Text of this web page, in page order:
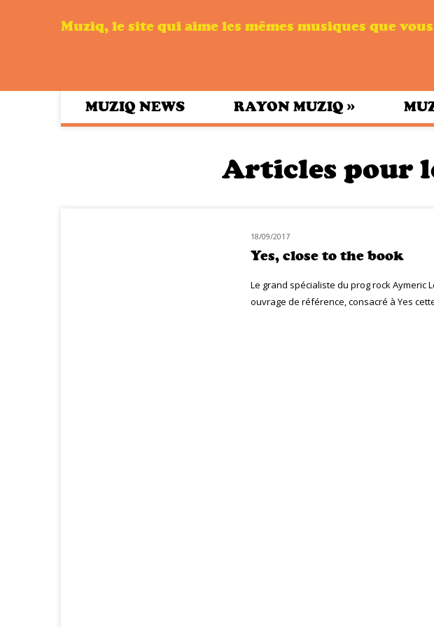
Muziq, le site qui aime les mêmes musiques que vous
MUZIQ NEWS RAYON MUZIQ »
Articles pour
18/09/2017
Yes, close to the book
Le grand spécialiste du prog rock Aymeric
ouvrage de référence, consacré à Yes